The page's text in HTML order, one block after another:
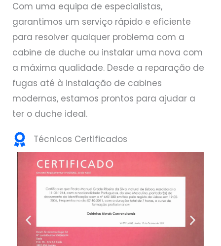
Com uma equipa de especialistas,
garantimos um serviço rápido e eficiente
para resolver qualquer problema com a
cabine de duche ou instalar uma nova com
a máxima qualidade. Desde a reparação de
fugas até à instalação de cabines
modernas, estamos prontos para ajudar a
ter o duche ideal.
Técnicos Certificados